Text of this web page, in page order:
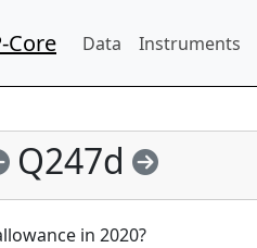
Core Data Instruments
Q247d
in 2020?